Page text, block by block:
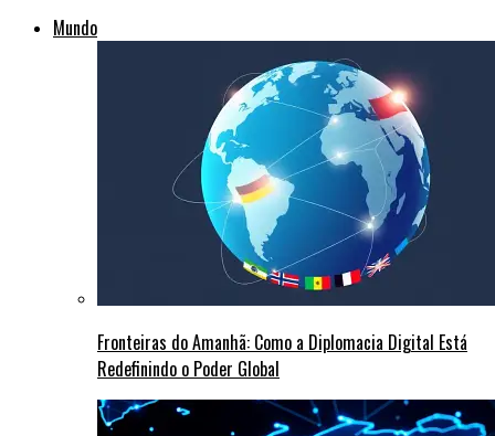
Mundo
Fronteiras do Amanhã: Como a Diplomacia Digital Está
Redefinindo o Poder Global